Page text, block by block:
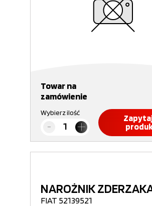
Towar na
zamówienie
Wybierz ilość
NAROŻNIK
FIAT 52139521